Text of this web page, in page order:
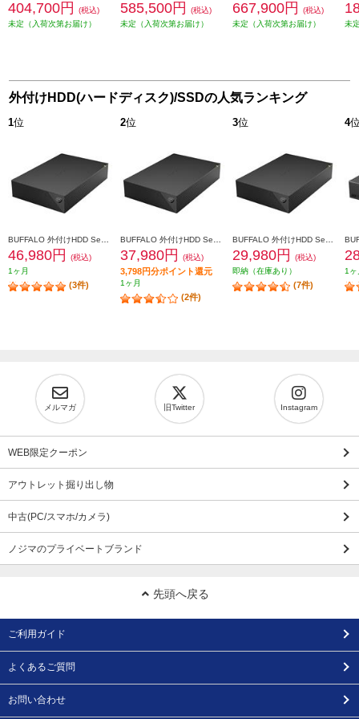
404,700円
(税込)
未定（入荷次第お届け）
585,500円
(税込)
未定（入荷次第お届け）
667,900円
(税込)
未定（入荷次第お届け）
未
外付けHDD(ハードディスク)/SSDの人気ランキング
1位
BUFFALO 外付けHDD SeagateBasic USB3.2(Gen1)対応 8TB HD-SGDA8U3-B
46,980円
(税込)
1ヶ月
(3件)
2位
BUFFALO 外付けHDD SeagateBasic USB3.2(Gen1)対応 6TB HD-SGDA6U3-B
37,980円 (税込)
3,798円分ポイント還元
1ヶ月
(2件)
3位
BUFFALO 外付けHDD SeagateBasic USB3.2(Gen1)対応 4TB HD-SGDA4U3-B
29,980円
(税込)
即納（在庫あり）
(7件)
4
1ヶ
メルマガ 旧Twitter Instagram
WEB限定クーポン
アウトレット掘り出し物
中古(PC/スマホ/カメラ)
ノジマのプライベートブランド
先頭へ戻る
ご利用ガイド
よくあるご質問
お問い合わせ